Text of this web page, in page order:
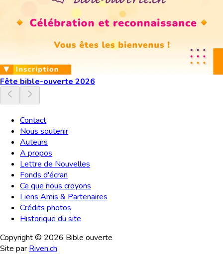
Fête bible-ouverte 2026
Contact
Nous soutenir
Auteurs
A propos
Lettre de Nouvelles
Fonds d'écran
Ce que nous croyons
Liens Amis & Partenaires
Crédits photos
Historique du site
Copyright © 2026 Bible ouverte
Site par Riven.ch